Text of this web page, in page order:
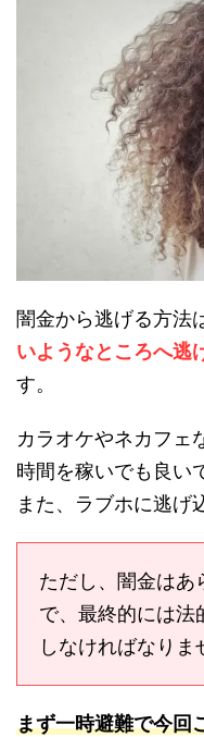
闇金から逃げる方法
いようなところへ逃
す。
カラオケやネカフェ
時間を稼いでも良い
また、ラブホに逃げ
ただし、闇金はあ
で、最終的には法
しなければなりま
まず一時避難で今回